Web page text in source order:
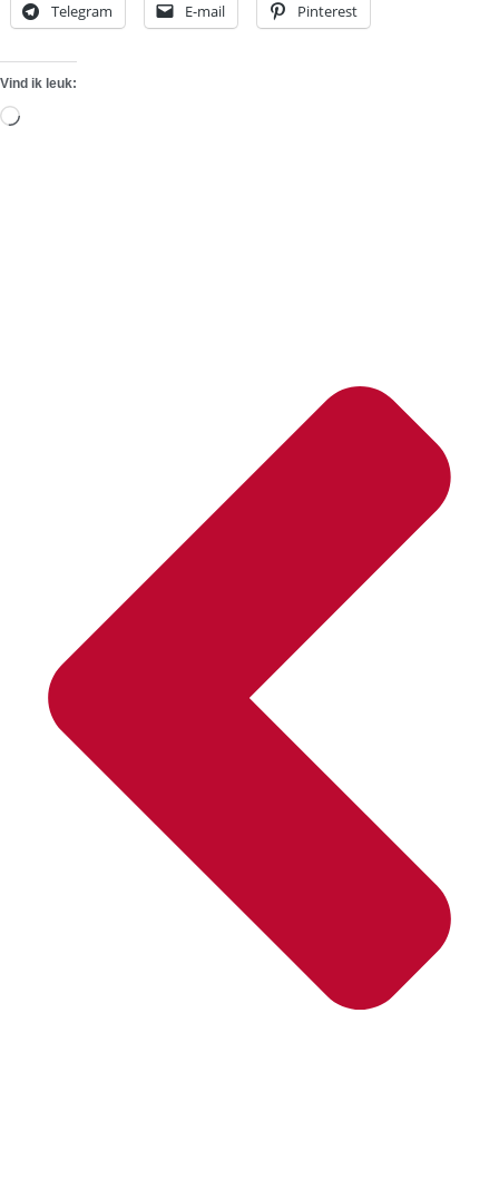
Telegram E-mail Pinterest
Vind ik leuk:
Aan